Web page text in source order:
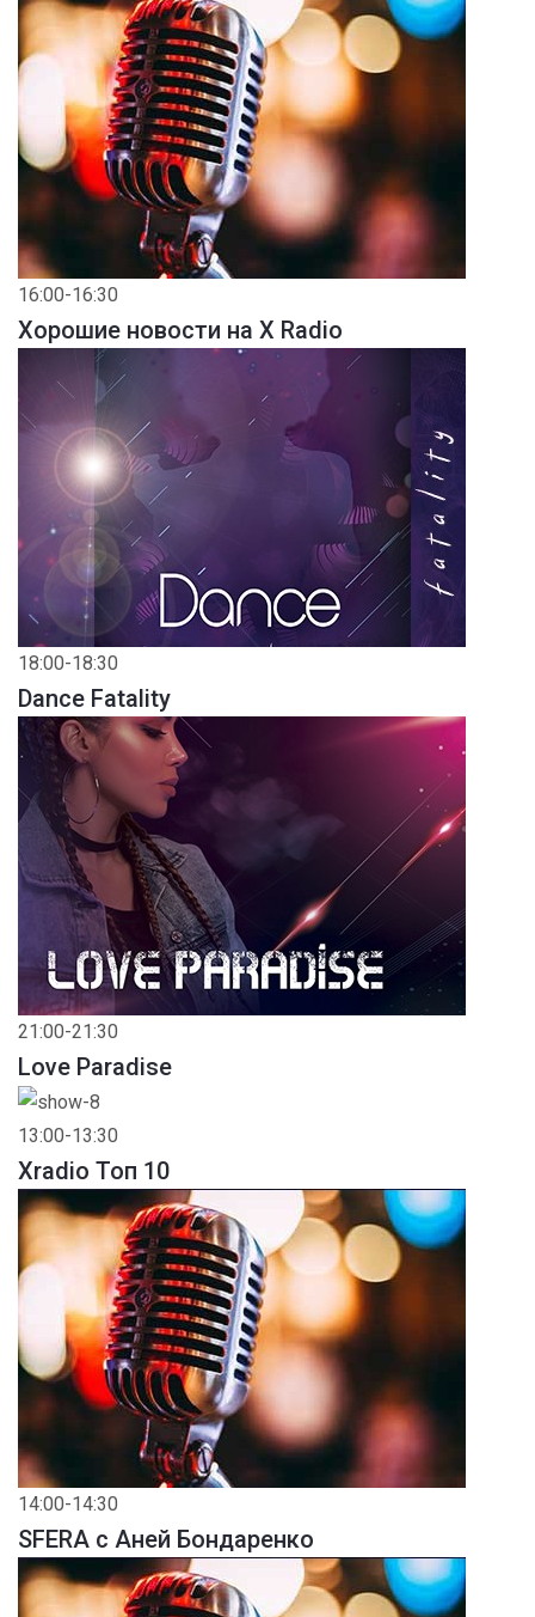
16:00-16:30
Хорошие новости на X Radio
18:00-18:30
Dance Fatality
21:00-21:30
Love Paradise
13:00-13:30
Xradio Топ 10
14:00-14:30
SFERA с Аней Бондаренко